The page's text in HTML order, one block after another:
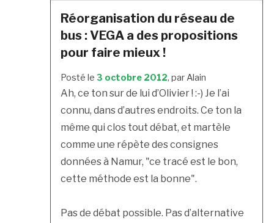
Réorganisation du réseau de
bus : VEGA a des propositions
pour faire mieux !
Posté le 3 octobre 2012, par Alain
Ah, ce ton sur de lui d’Olivier ! :-) Je l’ai
connu, dans d’autres endroits. Ce ton la
même qui clos tout débat, et martèle
comme une répète des consignes
données à Namur, "ce tracé est le bon,
cette méthode est la bonne".
Pas de débat possible. Pas d’alternative